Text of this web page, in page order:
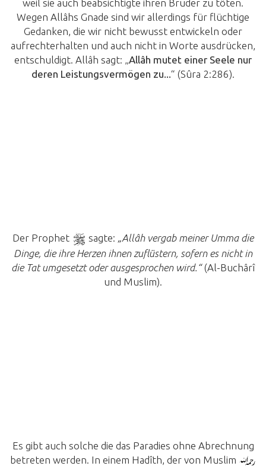
weil sie auch beabsichtigte ihren Bruder zu töten.
Wegen Allâhs Gnade sind wir allerdings für flüchtige
Gedanken, die wir nicht bewusst entwickeln oder
aufrechterhalten und auch nicht in Worte ausdrücken,
entschuldigt. Allâh sagt: „Allâh mutet einer Seele nur
deren Leistungsvermögen zu...“ (Sûra 2:286).
Der Prophet sagte: „Allâh vergab meiner Umma die
Dinge, die ihre Herzen ihnen zuflüstern, sofern es nicht in
die Tat umgesetzt oder ausgesprochen wird.“(Al-Buchârî
und Muslim).
Es gibt auch solche die das Paradies ohne Abrechnung
betreten werden. In einem Hadîth, der von Muslim